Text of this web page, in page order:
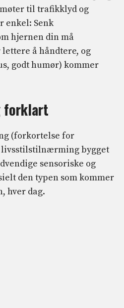
til trafikklyd og
enkel: Senk
hjernen din må
lettere å håndtere, og
godt humør) kommer
forklart
(forkortelse for
bygget
sensoriske og
den typen som kommer
hver dag.